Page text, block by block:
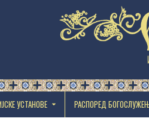
УСТАНОВЕ РАСПОРЕД